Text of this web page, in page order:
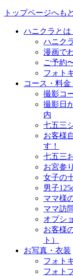
トップページへも
ハニクラとは
ハニク
漫画で
ご予約
フォト
コース・料
撮影コ
撮影日
内
七五三
お客様
す！
七五三
お宮参
女子の
男子
ママ様
ママ訪
オプシ
お客様
ト）
お写真・衣装
フォト
フォト